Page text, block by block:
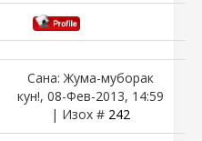
Сана: Жума-муборак
кун!, 08-Фев-2013, 14:59
| Изох # 242